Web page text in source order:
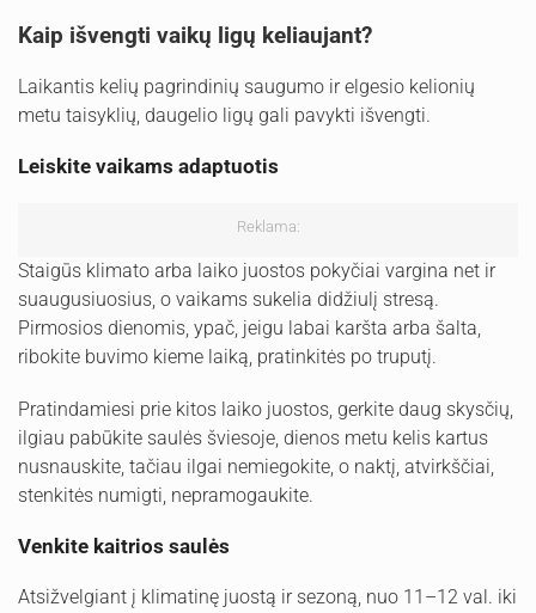
Kaip išvengti vaikų ligų keliaujant?
Laikantis kelių pagrindinių saugumo ir elgesio kelionių
metu taisyklių, daugelio ligų gali pavykti išvengti.
Leiskite vaikams adaptuotis
Reklama:
Staigūs klimato arba laiko juostos pokyčiai vargina net ir
suaugusiuosius, o vaikams sukelia didžiulį stresą.
Pirmosios dienomis, ypač, jeigu labai karšta arba šalta,
ribokite buvimo kieme laiką, pratinkitės po truputį.
Pratindamiesi prie kitos laiko juostos, gerkite daug skysčių,
ilgiau pabūkite saulės šviesoje, dienos metu kelis kartus
nusnauskite, tačiau ilgai nemiegokite, o naktį, atvirkščiai,
stenkitės numigti, nepramogaukite.
Venkite kaitrios saulės
Atsižvelgiant į klimatinę juostą ir sezoną, nuo 11–12 val. iki